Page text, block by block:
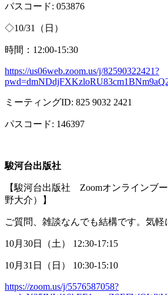
パスコード: 053876
◇10/31 （日）
時間： 12:00-15:30
https://us06web.zoom.us/j/82590322421?
ミーティングID: 825 9032 2421
パスコード: 146397
駿河台出版社
【駿河台出版社 Zoomオンラインブ
野大介）】
ご質問、雑談なんでも結構です。気軽
10月 30日（土） 12:30-17:15
10月 31 日（日） 10:30-15:10
https://zoom.us/j/5576587058?